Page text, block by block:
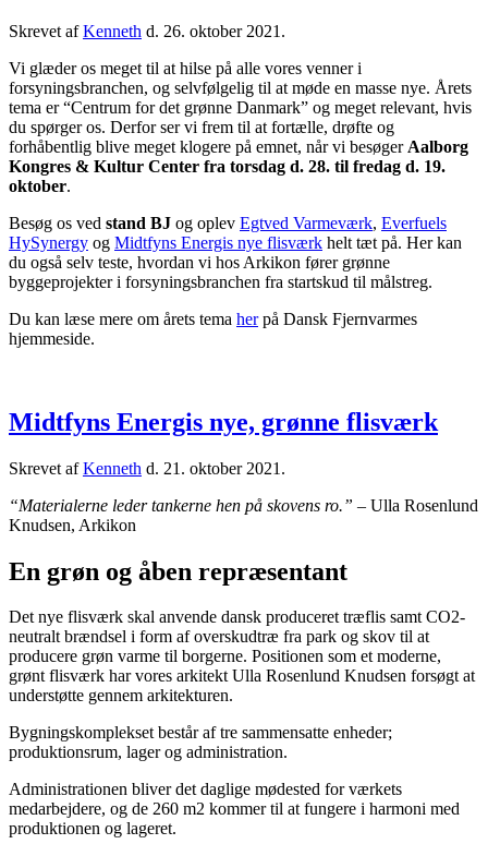
Skrevet afKenneth d. 26. oktober 2021 .
Vi glæder os meget til at hilse på alle vores venner i
forsyningsbranchen, og selvfølgelig til at møde en masse nye. Årets
tema er “Centrum for det grønne Danmark” og meget relevant, hvis
du spørger os. Derfor ser vi frem til at fortælle, drøfte og
forhåbentlig blive meget klogere på emnet, når vi besøger Aalborg
Kongres & Kultur Center fra torsdag d. 28. til fredag d. 19.
oktober.
Besøg os ved stand BJ og oplev Egtved Varmeværk, Everfuels
HySynergy og Midtfyns Energis nye flisværk helt tæt på. Her kan
du også selv teste, hvordan vi hos Arkikon fører grønne
byggeprojekter i forsyningsbranchen fra startskud til målstreg.
Du kan læse mere om årets tema herpå Dansk Fjernvarmes
hjemmeside.
Midtfyns Energis nye, grønne flisværk
Skrevet afKenneth d. 21. oktober 2021 .
“Materialerne leder tankerne hen på skovens ro.” – Ulla Rosenlund
Knudsen, Arkikon
En grøn og åben repræsentant
Det nye flisværk skal anvende dansk produceret træflis samt CO2-
neutralt brændsel i form af overskudtræ fra park og skov til at
producere grøn varme til borgerne. Positionen som et moderne,
grønt flisværk har vores arkitekt Ulla Rosenlund Knudsen forsøgt at
understøtte gennem arkitekturen.
Bygningskomplekset består af tre sammensatte enheder;
produktionsrum, lager og administration.
Administrationen bliver det daglige mødested for værkets
medarbejdere, og de 260 m2 kommer til at fungere i harmoni med
produktionen og lageret.